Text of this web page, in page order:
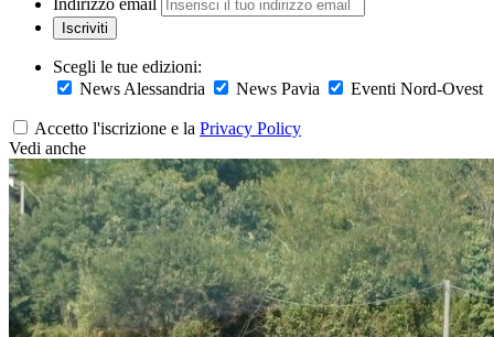
Iscriviti
Scegli le tue edizioni:
News Alessandria
News Pavia Eventi Nord-Ovest
Accetto l'iscrizione e la Privacy Policy
Vedi anche